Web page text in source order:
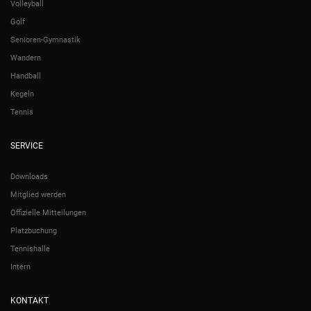
Volleyball
Golf
Senioren-Gymnastik
Wandern
Handball
Kegeln
Tennis
SERVICE
Downloads
Mitglied werden
Offizielle Mitteilungen
Platzbuchung
Tennishalle
Intern
KONTAKT